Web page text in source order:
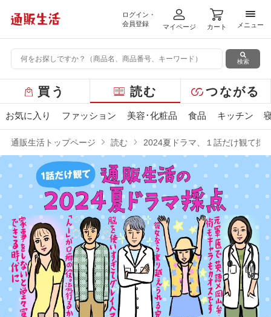
ログイン・
会員登録
マイページ カート
メニ
メニュー
検索
ー
バ
ニ
ュ
ー
買う 読む つながる
お気に入り ファッション 美容･化粧品 食品 キッチン
通販生活トップページ 読む 2024夏ドラマ、１話だけ観て採